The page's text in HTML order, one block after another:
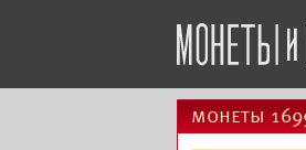
монеты